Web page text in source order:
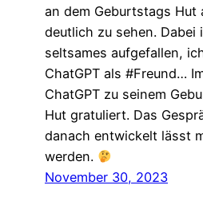
an dem Geburtstags Hut
deutlich zu sehen. Dabei
seltsames aufgefallen,
ChatGPT als #Freund…
ChatGPT zu seinem
Hut gratuliert. Das
danach entwickelt lässt
werden.
November 30, 2023